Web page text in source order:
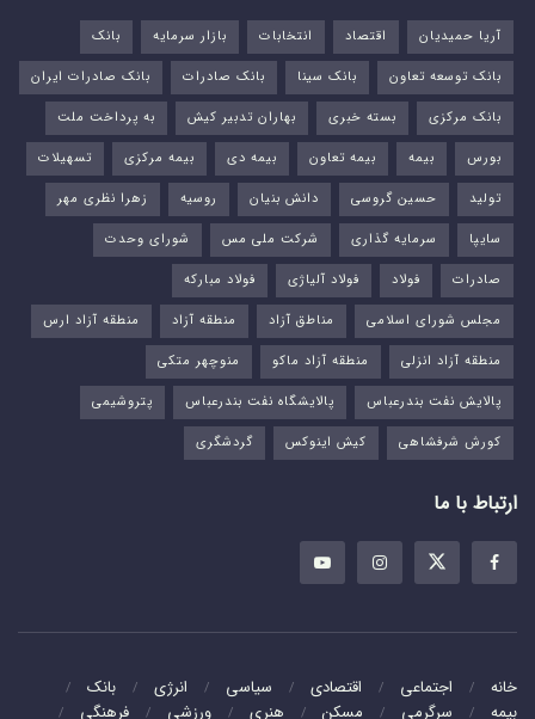
آریا حمیدیان اقتصاد انتخابات بازار سرمایه
بانک
بانک توسعه تعاون
بانک سینا بانک صادرات
بانک صادرات ایران
بانک مرکزی
بسته خبری بهاران تدبیر کیش
به پرداخت ملت
بورس‌
بیمه بیمه تعاون بیمه دی بیمه مرکزی
تسهیلات
تولید
حسین گروسی دانش بنیان روسیه
زهرا نظری مهر
سایپا
سرمایه گذاری شرکت ملی مس
شورای وحدت
صادرات
فولاد فولاد آلیاژی
فولاد مبارکه
مجلس شورای اسلامی
مناطق آزاد منطقه آزاد
منطقه آزاد ارس
منطقه آزاد انزلی
منطقه آزاد ماکو
منوچهر متکی
پالایش نفت بندرعباس
پالایشگاه نفت بندرعباس
پتروشیمی
کورش شرفشاهی
کیش اینوکس گردشگری
ارتباط با ما
خانه اجتماعی اقتصادی سیاسی انرژی
بانک
بیمه
سرگرمی مسکن هنری ورزشی فرهنگی